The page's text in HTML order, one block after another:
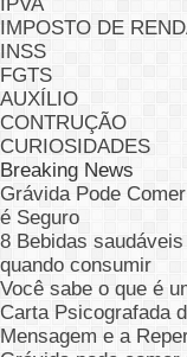
IMPOSTO DE
INSS
FGTS
AUXÍLIO
CONTRUÇÃO
CURIOSIDADES
Breaking News
Grávida Pode
é Seguro
8 Bebidas
quando consumir
Você sabe o que é
Carta Psicografada
Mensagem e a